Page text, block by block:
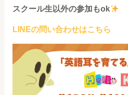
スクール生以外の参加もok
LINEの問い合わせはこちら